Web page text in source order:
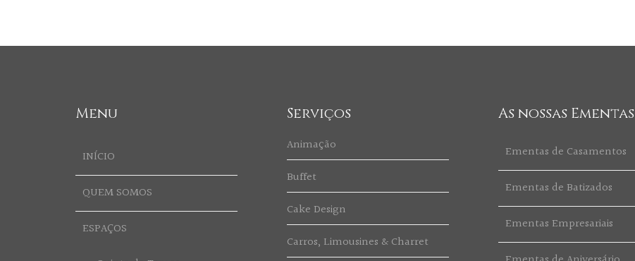
Menu
INÍCIO
QUEM SOMOS
ESPAÇOS
Serviços
Animação
Buffet
Cake Design
Carros, Limousines & Charret
As nossas Ementas
Ementas de Casamentos
Ementas de Batizados
Ementas Empresariais